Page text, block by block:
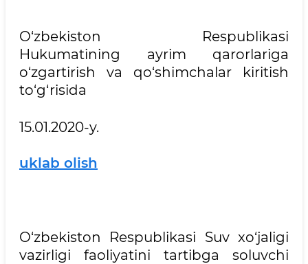
O‘zbekiston Respublikasi
Hukumatining ayrim qarorlariga
o‘zgartirish va qo‘shimchalar kiritish
to‘g‘risida
15.01.2020-y.
uklab olish
O‘zbekiston Respublikasi Suv xo‘jaligi
vazirligi faoliyatini tartibga soluvchi